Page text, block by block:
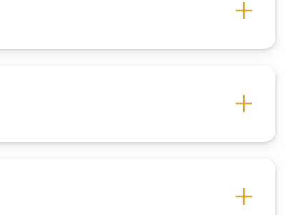
So‘rovlar
Kengaytirilgan qidiruv